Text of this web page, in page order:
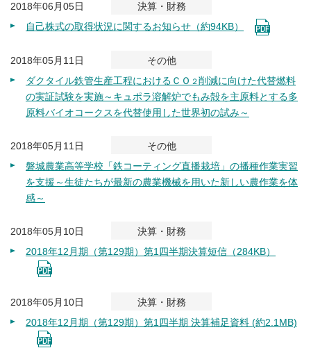
2018年06月05日
決算・財務
自己株式の取得状況に関するお知らせ（約94KB）
2018年05月11日
その他
ダクタイル鉄管生産工程におけるＣＯ ２削減に向けた代替燃料
の実証試験を実施～キュポラ溶解炉でもみ殻を主原料とする多
原料バイオコークスを代替使用した世界初の試み～
2018年05月11日
その他
磐城農業高等学校「鉄コーティング直播栽培」の播種作業実習
を支援～生徒たちが最新の農業機械を用いた新しい農作業を体
感～
2018年05月10日
決算・財務
2018年12月期（第129期）第1四半期決算短信（284KB）
2018年05月10日
決算・財務
2018年12月期（第129期）第1四半期 決算補足資料 (約2.1MB)